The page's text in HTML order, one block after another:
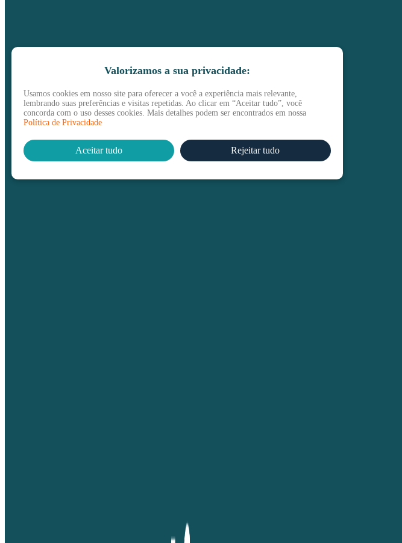
Valorizamos a sua privacidade:
Usamos cookies em nosso site para oferecer a você a experiência mais relevante,
lembrando suas preferências e visitas repetidas. Ao clicar em “Aceitar tudo”, você
concorda com o uso desses cookies. Mais detalhes podem ser encontrados em nossa
Política de Privacidade
Aceitar tudo Rejeitar tudo